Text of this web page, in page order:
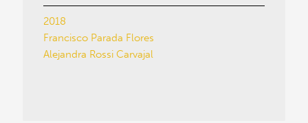
2018
Francisco Parada Flores
Alejandra Rossi Carvajal